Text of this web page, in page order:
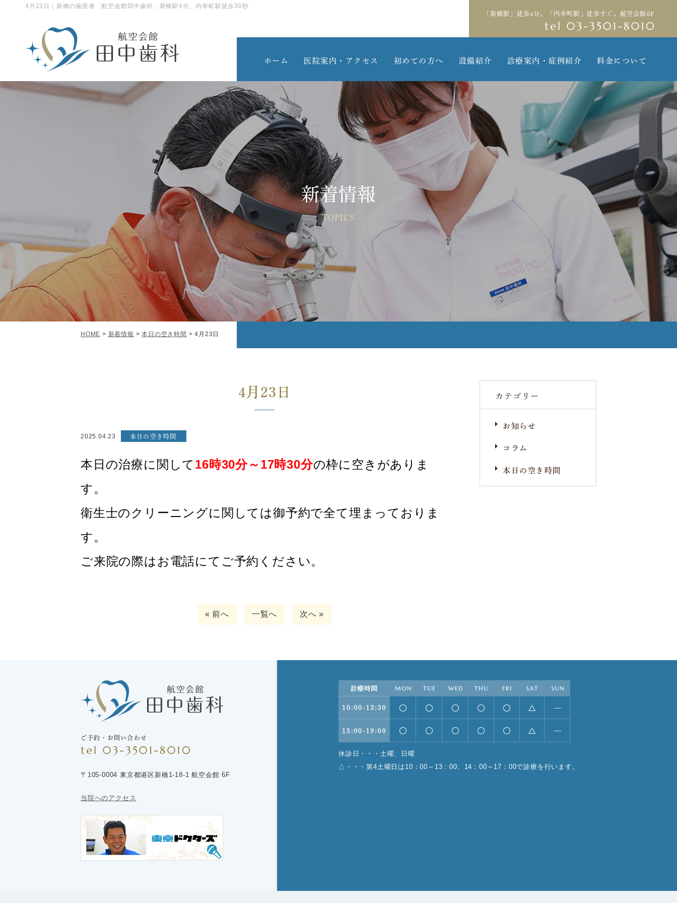
4月23日｜新橋の歯医者「航空会館田中歯科」新橋駅4分、内幸町駅徒歩30秒
「新橋駅」徒歩4分、「内幸町駅」徒歩すぐ。航空会館6F
ホーム 医院案内・アクセス 初めての方へ 設備紹介 診療案内・症例紹介 料金について
新着情報
TOPICS
HOME > 新着情報 >本日の空き時間 >4月23日
4月23日
2025.04.23 本日の空き時間
本日の治療に関して 16時30分～17時30分の枠に空きがありま
す。
衛生士のクリーニングに関しては御予約で全て埋まっておりま
す。
ご来院の際はお電話にてご予約ください。
« 前へ 一覧へ 次へ »
カテゴリー
お知らせ
コラム
本日の空き時間
ご予約・お問い合わせ
〒105-0004 東京都港区新橋1-18-1 航空会館 6F
当院へのアクセス
休診日・・・土曜、日曜
△・・・第4土曜日は10：00～13：00、14：00～17：00で診療を行います。